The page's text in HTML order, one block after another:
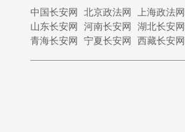
中国长安网 北京政法网 上海政法网
山东长安网
河南长安网 湖北长安网
青海长安网
宁夏长安网 西藏长安网